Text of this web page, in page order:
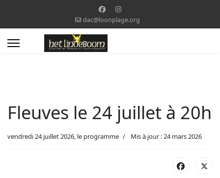
dac@loonplage.org
Fleuves le 24 juillet à 20h
vendredi 24 juillet 2026, le programme Mis à jour : 24 mars 2026